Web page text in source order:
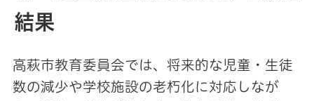
結果
高萩市教育委員会では、将来的な児童・生徒
数の減少や学校施設の老朽化に対応しなが